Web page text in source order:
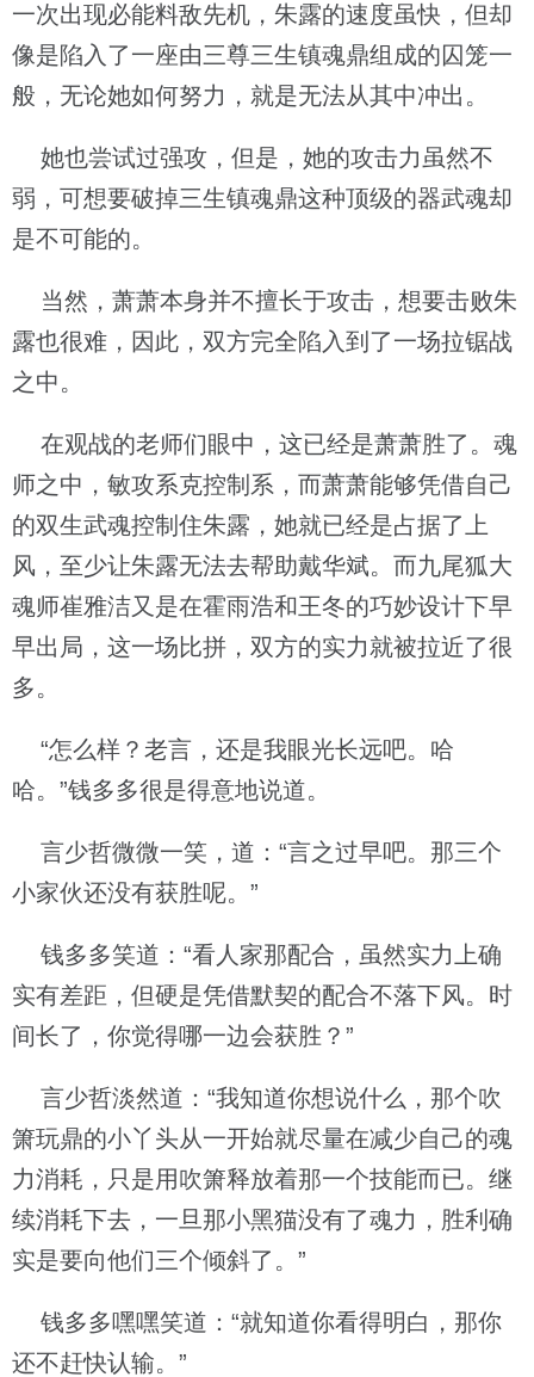
一次出现必能料敌先机，朱露的速度虽快，但却
像是陷入了一座由三尊三生镇魂鼎组成的囚笼一
般，无论她如何努力，就是无法从其中冲出。
她也尝试过强攻，但是，她的攻击力虽然不
弱，可想要破掉三生镇魂鼎这种顶级的器武魂却
是不可能的。
当然，萧萧本身并不擅长于攻击，想要击败朱
露也很难，因此，双方完全陷入到了一场拉锯战
之中。
在观战的老师们眼中，这已经是萧萧胜了。魂
师之中，敏攻系克控制系，而萧萧能够凭借自己
的双生武魂控制住朱露，她就已经是占据了上
风，至少让朱露无法去帮助戴华斌。而九尾狐大
魂师崔雅洁又是在霍雨浩和王冬的巧妙设计下早
早出局，这一场比拼，双方的实力就被拉近了很
多。
“怎么样？老言，还是我眼光长远吧。哈
哈。”钱多多很是得意地说道。
言少哲微微一笑，道：“言之过早吧。那三个
小家伙还没有获胜呢。”
钱多多笑道：“看人家那配合，虽然实力上确
实有差距，但硬是凭借默契的配合不落下风。时
间长了，你觉得哪一边会获胜？”
言少哲淡然道：“我知道你想说什么，那个吹
箫玩鼎的小丫头从一开始就尽量在减少自己的魂
力消耗，只是用吹箫释放着那一个技能而已。继
续消耗下去，一旦那小黑猫没有了魂力，胜利确
实是要向他们三个倾斜了。”
钱多多嘿嘿笑道：“就知道你看得明白，那你
还不赶快认输。”